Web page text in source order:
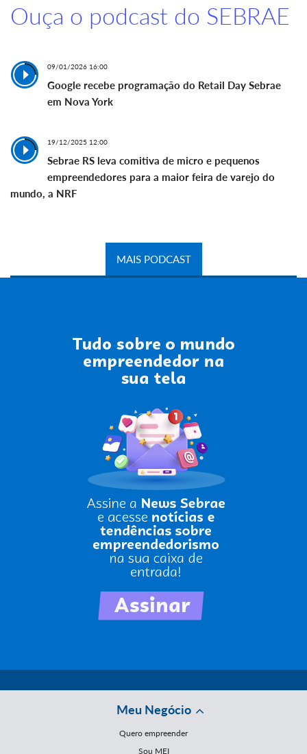
Ouça o podcast do SEBRAE
09/01/2026 16:00
Google recebe programação do Retail Day Sebrae
em Nova York
19/12/2025 12:00
Sebrae RS leva comitiva de micro e pequenos
empreendedores para a maior feira de varejo do
mundo, a NRF
MAIS PODCAST
Meu Negócio
Quero empreender
Sou MEI